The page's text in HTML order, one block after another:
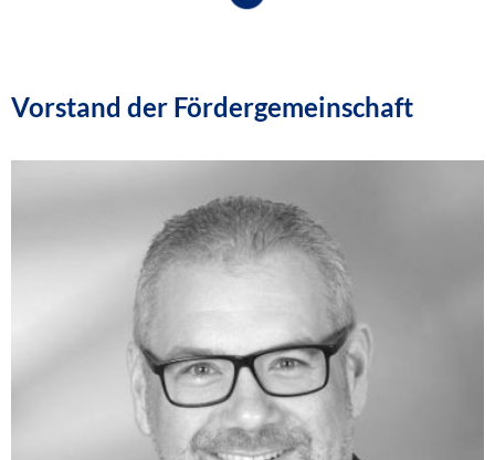
Vorstand der Fördergemeinschaft